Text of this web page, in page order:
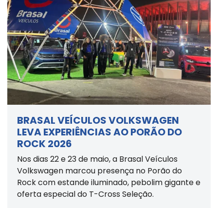
BRASAL VEÍCULOS VOLKSWAGEN
LEVA EXPERIÊNCIAS AO PORÃO DO
ROCK 2026
Nos dias 22 e 23 de maio, a Brasal Veículos
Volkswagen marcou presença no Porão do
Rock com estande iluminado, pebolim gigante e
oferta especial do T-Cross Seleção.